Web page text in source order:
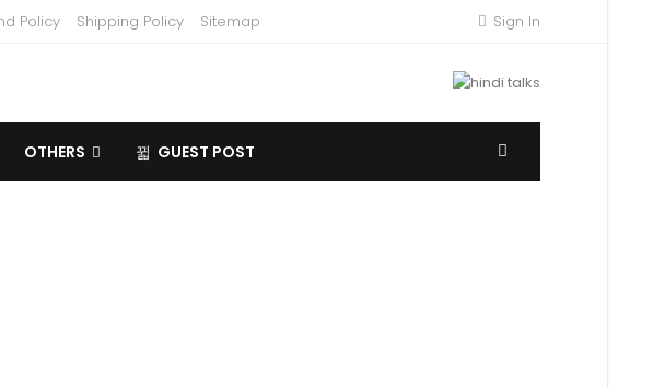
Sign In
Policy Shipping Policy Sitemap
OTHERS GUEST POST